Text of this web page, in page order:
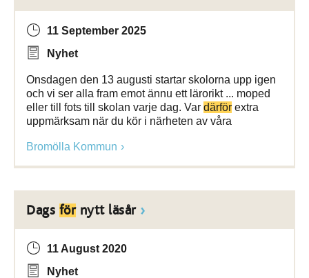
11 September 2025
Nyhet
Onsdagen den 13 augusti startar skolorna upp igen
och vi ser alla fram emot ännu ett lärorikt ... moped
eller till fots till skolan varje dag. Var därför extra
uppmärksam när du kör i närheten av våra
Bromölla Kommun
Dags förnytt läsår
11 August 2020
Nyhet